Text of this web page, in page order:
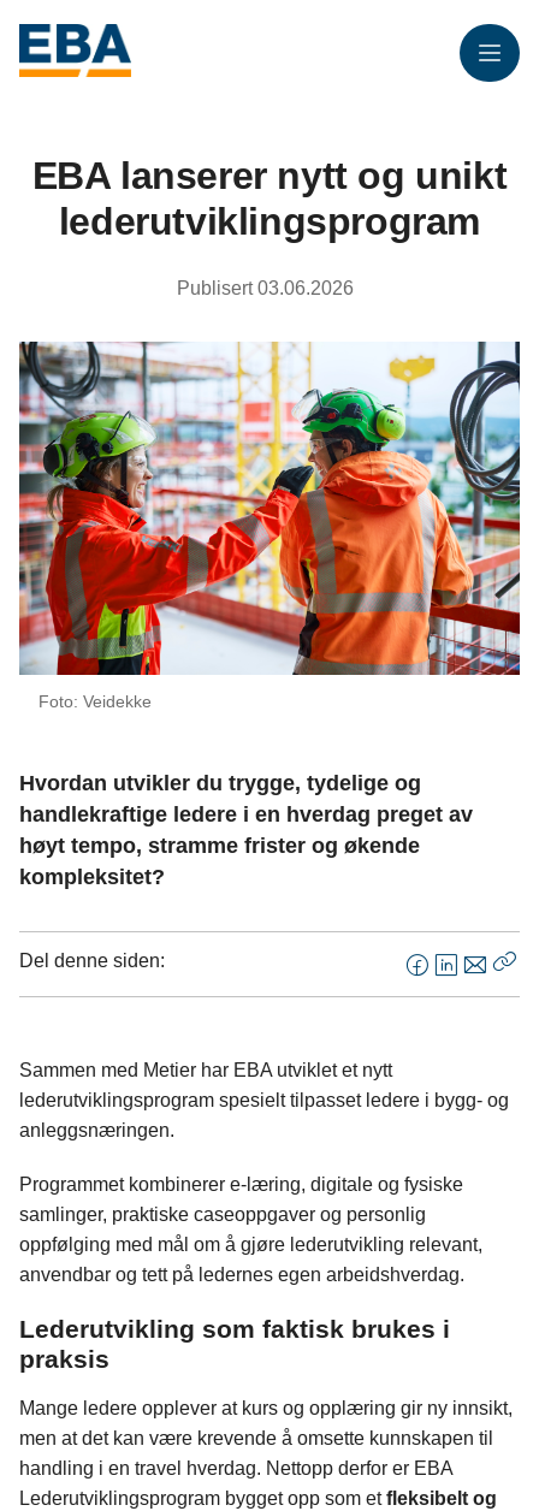
Meny
EBA lanserer nytt og unikt
lederutviklingsprogram
Publisert03.06.2026
Foto: Veidekke
Hvordan utvikler du trygge, tydelige og
handlekraftige ledere i en hverdag preget av
høyt tempo, stramme frister og økende
kompleksitet?
Del denne siden:
F
b
k
L
e
n
E
s
Sammen med Metier har EBA utviklet et nytt
lederutviklingsprogram spesielt tilpasset ledere i bygg- og
anleggsnæringen.
Programmet kombinerer e‑læring, digitale og fysiske
samlinger, praktiske caseoppgaver og personlig
oppfølging med mål om å gjøre lederutvikling relevant,
anvendbar og tett på ledernes egen arbeidshverdag.
Lederutvikling som faktisk brukes i
praksis
Mange ledere opplever at kurs og opplæring gir ny innsikt,
men at det kan være krevende å omsette kunnskapen til
handling i en travel hverdag. Nettopp derfor er EBA
Lederutviklingsprogram bygget opp som etfleksibelt og